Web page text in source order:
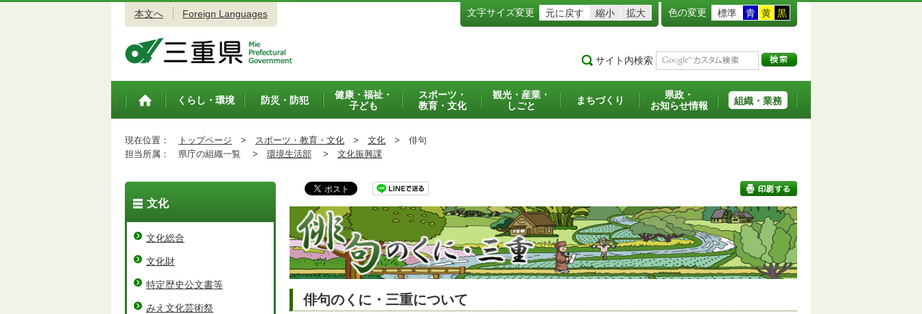
本文へ Foreign Languages 文字サイズ変更 元に戻す 縮小 拡大 色の変更 標準 青 黄 黒
サイト内検索
トップペ
くらし・環境 防災・防犯
健康・福祉・
子ども
スポーツ・
教育・文化
観光・産業・
しごと
まちづくり
県政・
お知らせ情報
組織・業務
現在位置： トップページ > スポーツ・教育・文化 > 文化 > 俳句
担当所属：
県庁の組織一覧 > 環境生活部 > 文化振興課
印刷する
俳句のくに・三重について
文化
文化総合
文化財
特定歴史公文書等
みえ文化芸術祭